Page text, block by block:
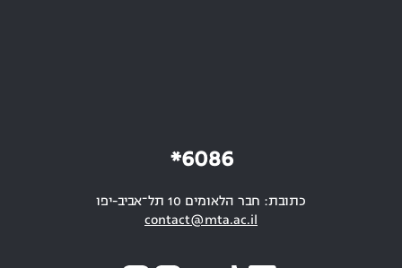
6086*
כתובת: חבר הלאומים 10 תל־אביב-יפו
contact@mta.ac.il